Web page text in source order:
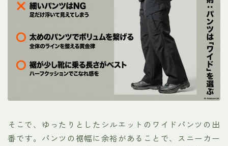
そこで、ゆったりとしたシルエットのワイドパンツの出
番です。パンツの裾幅に余裕があることで、スニーカー